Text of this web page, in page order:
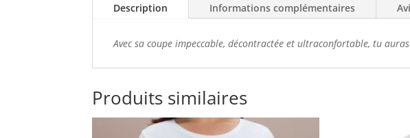
Description Informations complémentaires
Avec sa coupe impeccable, décontractée et ultraconfortable, tu
Produits similaires